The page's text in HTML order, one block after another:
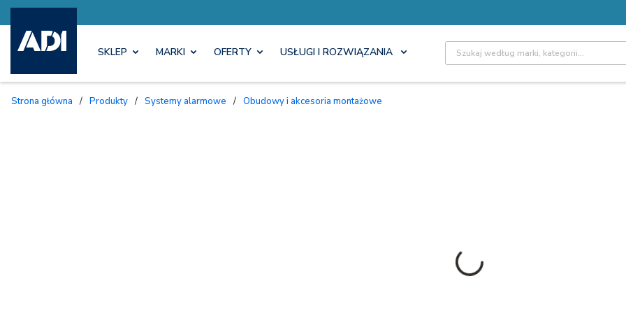
SKLEP MARKI OFERTY USŁUGI I ROZWIĄZANIA Site Search
Strona główna / Produkty / Systemy alarmowe / Obudowy i akcesoria montażowe